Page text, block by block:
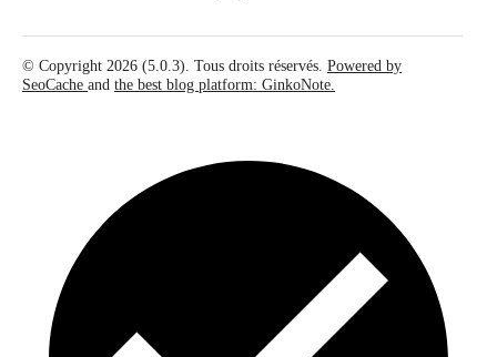
© Copyright 2026 (5.0.3). Tous droits réservés. Powered by
SeoCache and the best blog platform: GinkoNote.